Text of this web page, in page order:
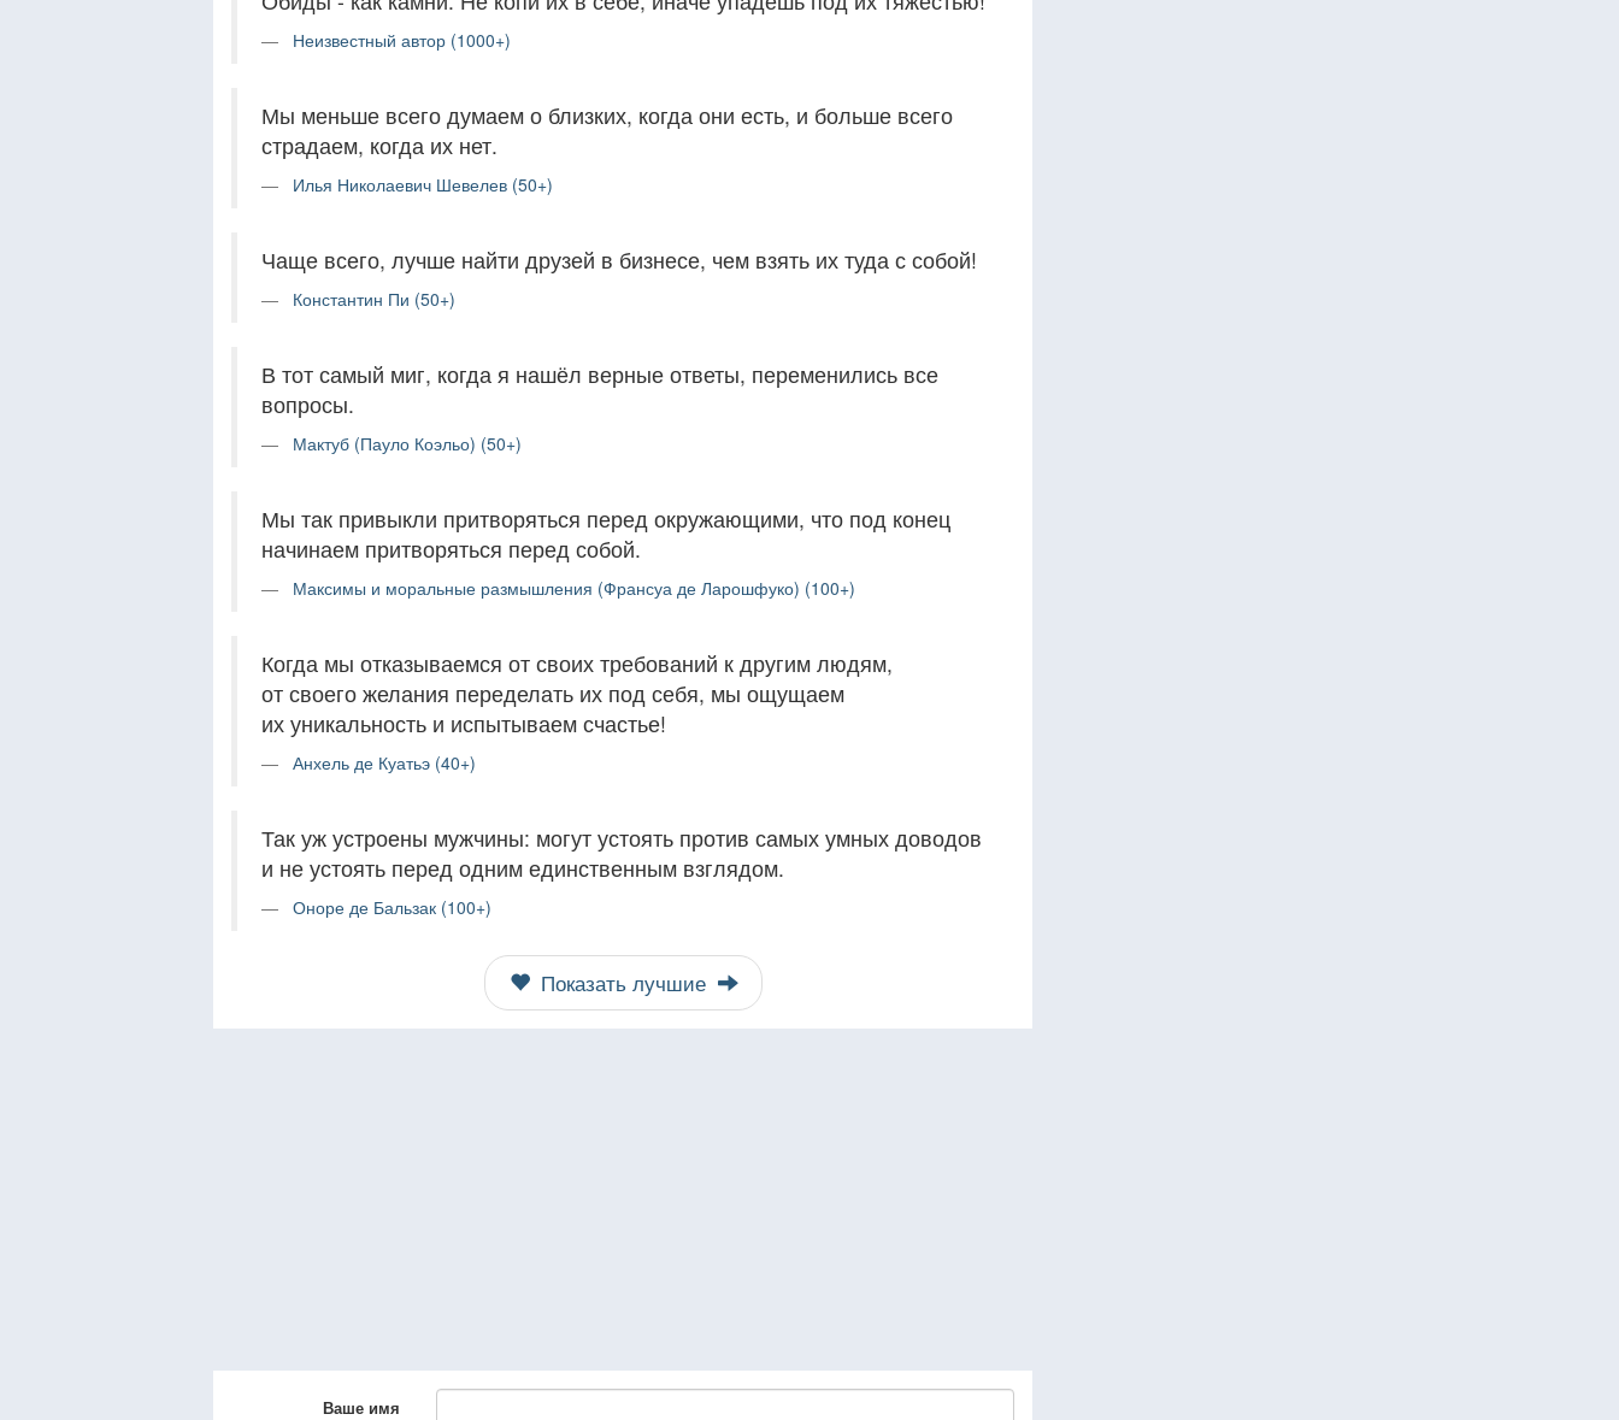
Неизвестный автор (1000+)
Мы меньше всего думаем о близких, когда они есть, и больше всего
страдаем, когда их нет.
Илья Николаевич Шевелев (50+)
Чаще всего, лучше найти друзей в бизнесе, чем взять их туда с собой!
Константин Пи (50+)
В тот самый миг, когда я нашёл верные ответы, переменились все
вопросы.
Мактуб (Пауло Коэльо) (50+)
Мы так привыкли притворяться перед окружающими, что под конец
начинаем притворяться перед собой.
Максимы и моральные размышления (Франсуа де Ларошфуко) (100+)
Когда мы отказываемся от своих требований к другим людям,
от своего желания переделать их под себя, мы ощущаем
их уникальность и испытываем счастье!
Анхель де Куатьэ (40+)
Так уж устроены мужчины: могут устоять против самых умных доводов
и не устоять перед одним единственным взглядом.
Оноре де Бальзак (100+)
Показать лучшие
Ваше имя